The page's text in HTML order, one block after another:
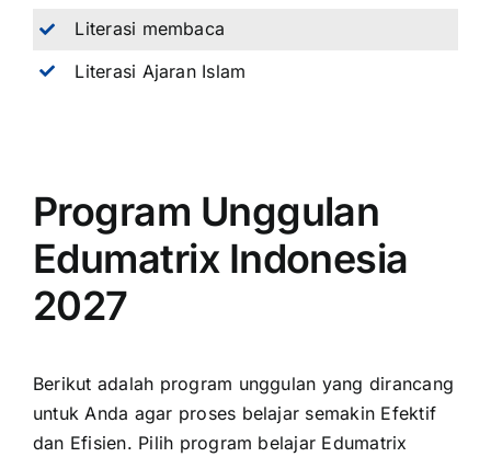
Literasi membaca
Literasi Ajaran Islam
Program Unggulan
Edumatrix Indonesia
2027
Berikut adalah program unggulan yang dirancang
untuk Anda agar proses belajar semakin Efektif
dan Efisien. Pilih program belajar Edumatrix